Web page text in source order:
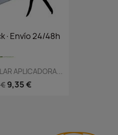
24/48h
APLICADORA...
€ 9,35 €